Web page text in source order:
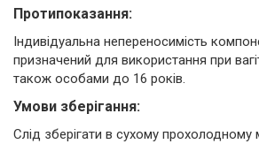
Протипоказання:
Індивідуальна непереносимість
призначений для використання при
також особами до 16 років.
Умови зберігання:
Слід зберігати в сухому прохолодному